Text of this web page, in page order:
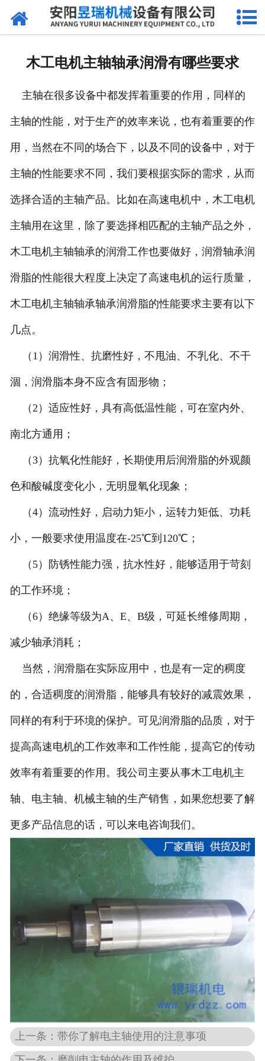
网站首页
联系我们
木工电机主轴轴承润滑有哪些要求
主轴在很多设备中都发挥着重要的作用，同样的
主轴的性能，对于生产的效率来说，也有着重要的作
用，当然在不同的场合下，以及不同的设备中，对于
主轴的性能要求不同，我们要根据实际的需求，从而
选择合适的主轴产品。比如在高速电机中，木工电机
主轴用在这里，除了要选择相匹配的主轴产品之外，
木工电机主轴轴承的润滑工作也要做好，润滑轴承润
滑脂的性能很大程度上决定了高速电机的运行质量，
木工电机主轴轴承轴承润滑脂的性能要求主要有以下
几点。
（1）润滑性、抗磨性好，不甩油、不乳化、不干
涸，润滑脂本身不应含有固形物；
（2）适应性好，具有高低温性能，可在室内外、
南北方通用；
（3）抗氧化性能好，长期使用后润滑脂的外观颜
色和酸碱度变化小，无明显氧化现象；
（4）流动性好，启动力矩小，运转力矩低、功耗
小，一般要求使用温度在-25℃到120℃；
（5）防锈性能力强，抗水性好，能够适用于苛刻
的工作环境；
（6）绝缘等级为A、E、B级，可延长维修周期，
减少轴承消耗；
当然，润滑脂在实际应用中，也是有一定的稠度
的，合适稠度的润滑脂，能够具有较好的减震效果，
同样的有利于环境的保护。可见润滑脂的品质，对于
提高高速电机的工作效率和工作性能，提高它的传动
效率有着重要的作用。我公司主要从事木工电机主
轴、电主轴、机械主轴的生产销售，如果您想要了解
更多产品信息的话，可以来电咨询我们。
上一条：带你了解电主轴使用的注意事项